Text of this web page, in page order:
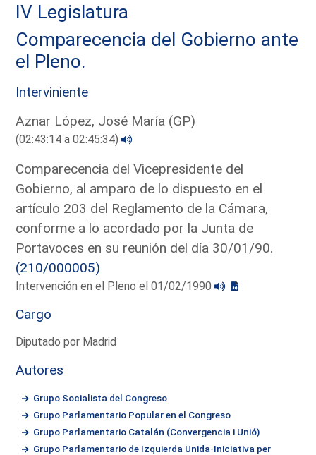
IV Legislatura
Comparecencia del Gobierno ante
el Pleno.
Interviniente
Aznar López, José María (GP)
(02:43:14 a 02:45:34)
Comparecencia del Vicepresidente del
Gobierno, al amparo de lo dispuesto en el
artículo 203 del Reglamento de la Cámara,
conforme a lo acordado por la Junta de
Portavoces en su reunión del día 30/01/90.
(210/000005)
Intervención en el Pleno el 01/02/1990
Cargo
Diputado por Madrid
Autores
Grupo Socialista del Congreso
Grupo Parlamentario Popular en el Congreso
Grupo Parlamentario Catalán (Convergencia i Unió)
Grupo Parlamentario de Izquierda Unida-Iniciativa per